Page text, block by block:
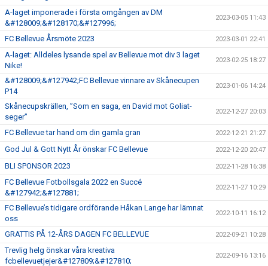
A-laget imponerade i första omgången av DM
&#128009;&#128170;&#127996;
2023-03-05 11:43
FC Bellevue Årsmöte 2023 2023-03-01 22:41
A-laget: Alldeles lysande spel av Bellevue mot div 3 laget
Nike!
2023-02-25 18:27
&#128009;&#127942;FC Bellevue vinnare av Skånecupen
P14
2023-01-06 14:24
Skånecupskrällen, ”Som en saga, en David mot Goliat-
seger”
2022-12-27 20:03
FC Bellevue tar hand om din gamla gran 2022-12-21 21:27
God Jul & Gott Nytt År önskar FC Bellevue 2022-12-20 20:47
BLI SPONSOR 2023 2022-11-28 16:38
FC Bellevue Fotbollsgala 2022 en Succé
&#127942;&#127881;
2022-11-27 10:29
FC Bellevue’s tidigare ordförande Håkan Lange har lämnat
oss
2022-10-11 16:12
GRATTIS PÅ 12-ÅRS DAGEN FC BELLEVUE 2022-09-21 10:28
Trevlig helg önskar våra kreativa
fcbellevuetjejer&#127809;&#127810;
2022-09-16 13:16